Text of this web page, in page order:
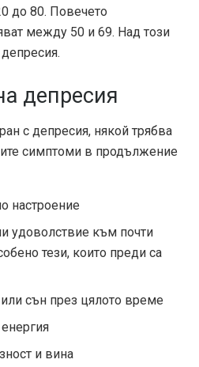
до 80. Повечето
между 50 и 69. Над този
депресия
с депресия, някой трябва
симптоми в продължение
настроение
удоволствие към почти
тези, които преди са
сън през цялото време
и вина